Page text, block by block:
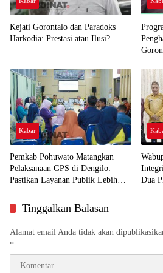
Kejati Gorontalo dan Paradoks
Harkodia: Prestasi atau Ilusi?
Kabar
Pemkab Pohuwato Matangkan
Pelaksanaan GPS di Dengilo:
Pastikan Layanan Publik Lebih
Dua
Tinggalkan Balasan
Alamat email Anda tidak akan
*